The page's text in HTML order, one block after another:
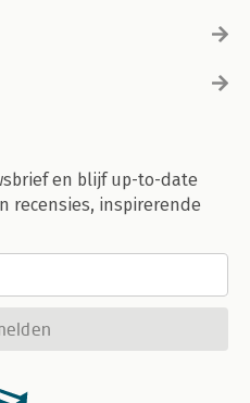
en blijf up-to-date
recensies, inspirerende